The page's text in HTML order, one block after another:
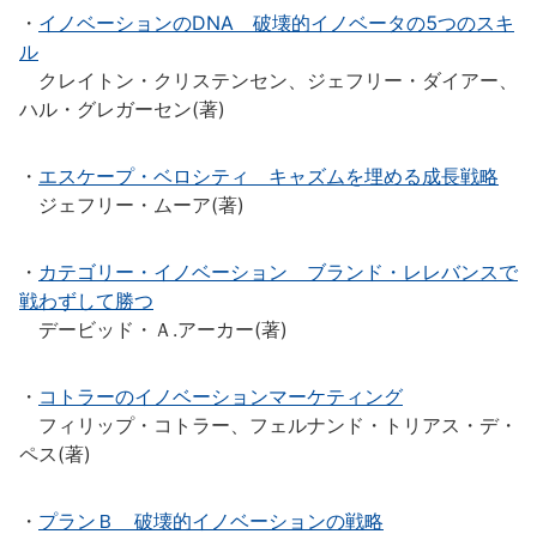
・ イノベーションのDNA 破壊的イノベータの5つのスキ
ル
クレイトン・クリステンセン、ジェフリー・ダイアー、
ハル・グレガーセン(著)
・ エスケープ・ベロシティ キャズムを埋める成長戦略
ジェフリー・ムーア(著)
・ カテゴリー・イノベーション ブランド・レレバンスで
戦わずして勝つ
デービッド・Ａ.アーカー(著)
・ コトラーのイノベーションマーケティング
フィリップ・コトラー、フェルナンド・トリアス・デ・
ペス(著)
・ プランＢ 破壊的イノベーションの戦略